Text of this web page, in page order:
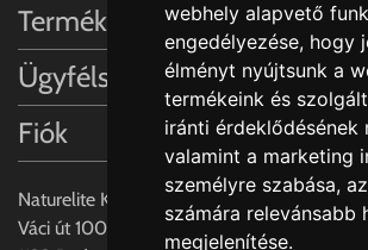
webhely alapvető
engedélyezése, hogy
élményt nyújtsunk a
termékeink és
iránti érdeklődésének
valamint a marketing
személyre szabása,
számára relevánsabb
megjelenítése.
Egyéb leírások:
Budapesti szállítások:
1, Budapestre kért szállítás esetén az
helyett időre történő extra szállítás kérése
egyedi áron. A szállítás megbeszélt
szerint 1 órás intervallumon belüli pontos
megjelöléssel kérhető munkanapokon
Naturelite Kft,
Váci út 100.,
Termékinformációk
Ügyfélszolgálat
Fiók